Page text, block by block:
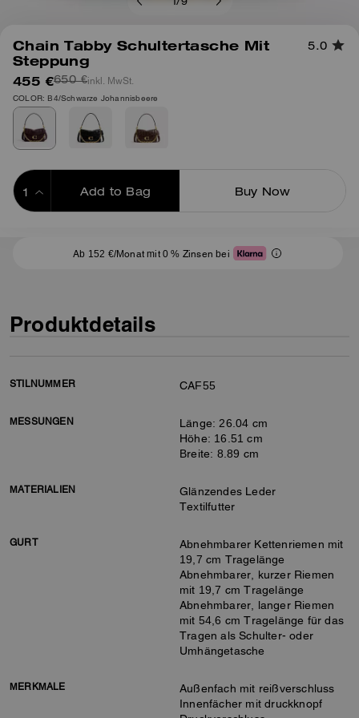
/9
Chain Tabby Schultertasche Mit
Steppung
5.0
455 €650 €inkl. MwSt.
COLOR: B4/Schwarze Johannisbeere
Add to Bag Buy Now
Ab 152 €/Monat mit 0 % Zinsen bei
Produktdetails
STILNUMMER CAF55
MESSUNGEN
Länge: 26.04 cm
Höhe: 16.51 cm
Breite: 8.89 cm
MATERIALIEN
Glänzendes Leder
Textilfutter
GURT
Abnehmbarer Kettenriemen mit
19,7 cm Tragelänge
Abnehmbarer, kurzer Riemen
mit 19,7 cm Tragelänge
Abnehmbarer, langer Riemen
mit 54,6 cm Tragelänge für das
Tragen als Schulter- oder
Umhängetasche
MERKMALE
Außenfach mit reißverschluss
Innenfächer mit druckknopf